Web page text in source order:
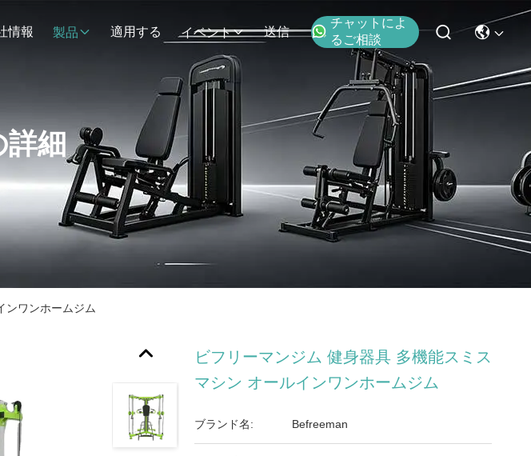
情報 製品 適用する イベント 送信
チャットによ
るご相談
詳細
ンワンホームジム
ビフリーマンジム 健身器具 多機能スミス
マシン オールインワンホームジム
ブランド名: Befreeman